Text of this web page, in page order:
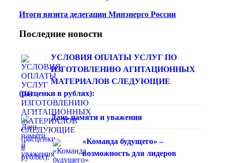
Итоги визита делегации Минэнерго России
Последние новости
УСЛОВИЯ ОПЛАТЫ УСЛУГ ПО
ИЗГОТОВЛЕНИЮ АГИТАЦИОННЫХ
МАТЕРИАЛОВ СЛЕДУЮЩИЕ
(расценки в рублях):
Дань памяти и уважения
«Команда будущего» –
возможность для лидеров